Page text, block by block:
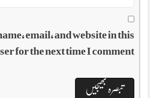
email, and website in this
for the next time I comment.